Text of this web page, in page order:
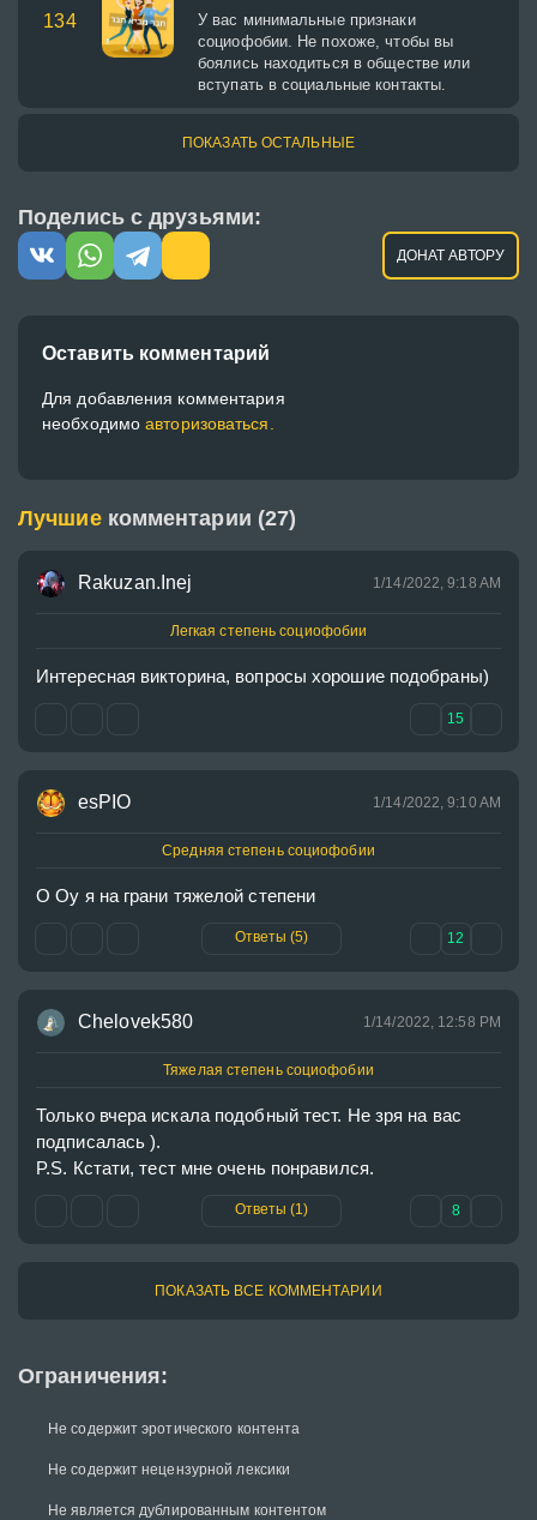
134
У вас минимальные признаки
социофобии. Не похоже, чтобы вы
боялись находиться в обществе или
вступать в социальные контакты.
ПОКАЗАТЬ ОСТАЛЬНЫЕ
Поделись с друзьями:
ДОНАТ АВТОРУ
Ограничения:
Не содержит эротического контента
Не содержит нецензурной лексики
Не является дублированным контентом
Оставить комментарий
Для добавления комментария
необходимоавторизоваться.
Лучшие комментарии (27)
esPIO 1/14/2022, 9:10 AM
Средняя степень социофобии
О Оу я на грани тяжелой степени
Ответы (5) 12
Rakuzan.Inej 1/14/2022, 9:18 AM
Легкая степень социофобии
Интересная викторина, вопросы хорошие подобраны)
15
Chelovek580 1/14/2022, 12:58 PM
Тяжелая степень социофобии
Только вчера искала подобный тест. Не зря на вас
подписалась ).
P.S. Кстати, тест мне очень понравился.
Ответы (1) 8
ПОКАЗАТЬ ВСЕ КОММЕНТАРИИ